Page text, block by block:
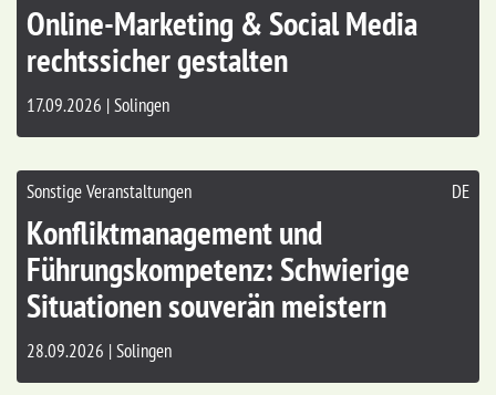
Online-Marketing & Social Media
rechtssicher gestalten
17.09.2026 | Solingen
Sonstige Veranstaltungen DE
Konfliktmanagement und
Führungskompetenz: Schwierige
Situationen souverän meistern
28.09.2026 | Solingen